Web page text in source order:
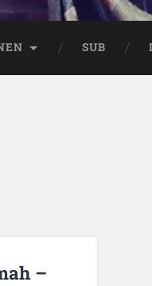
SUB
–